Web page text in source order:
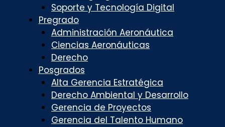
Soporte y Tecnología Digital
Pregrado
Administración Aeronáutica
Ciencias Aeronáuticas
Derecho
Posgrados
Alta Gerencia Estratégica
Derecho Ambiental y Desarrollo
Gerencia de Proyectos
Gerencia del Talento Humano